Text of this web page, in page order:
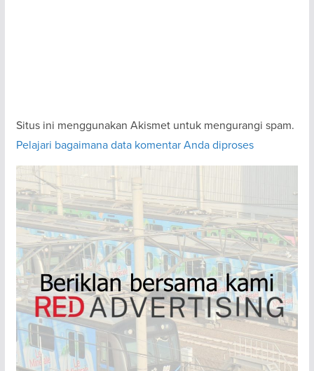
Situs ini menggunakan Akismet untuk mengurangi spam.
Pelajari bagaimana data komentar Anda diproses